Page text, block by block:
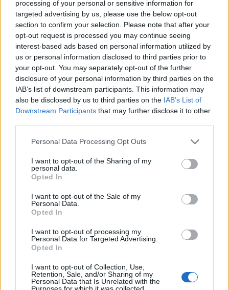
processing of your personal or sensitive information for
targeted advertising by us, please use the below opt-out
section to confirm your selection. Please note that after your
opt-out request is processed you may continue seeing
interest-based ads based on personal information utilized by
us or personal information disclosed to third parties prior to
your opt-out. You may separately opt-out of the further
disclosure of your personal information by third parties on the
IAB’s list of downstream participants. This information may
also be disclosed by us to third parties on the IAB’s List of
Downstream Participants that may further disclose it to other
Please note that this website/app uses one or more Google
not limited to your visit or usage behaviour. You may click to
grant or deny consent to Google and its third-party tags to
use your data for below specified purposes in below Google
consent section.
Personal Data Processing Opt Outs
I want to opt-out of the Sharing of my
personal data.
Opted In
I want to opt-out of the Sale of my
Personal Data.
Opted In
I want to opt-out of processing my
Personal Data for Targeted Advertising.
Opted In
I want to opt-out of Collection, Use,
Retention, Sale, and/or Sharing of my
Personal Data that Is Unrelated with the
Purposes for which it was collected.
Όλοι οι πίνακες που καταρτίστηκαν στο πλαίσιο έκδοσης
των οριστικών αποτελεσμάτων (προσληπτέου,
αναπληρωματικών και κατάταξης των υποψηφίων)
Τυπογραφείο για δημοσίευση και θα αναρτηθεί στο
Πρόγραμμα «ΔΙΑΥΓΕΙΑ» (Ν.3861/13.7.2010) μετά την